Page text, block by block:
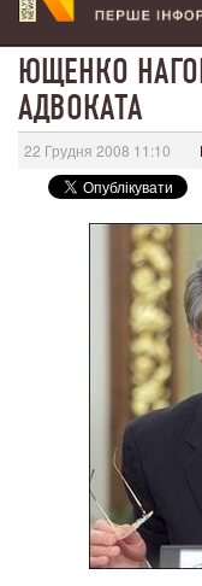
ЮЩЕНКО
АДВОКАТА
22 Грудня 2008 11:10